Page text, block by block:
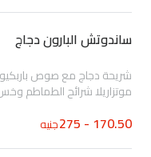
ساندوتش البارون دجاج
شريحة دجاج مع صوص
موتزاريلا شرائح الطماطم
170.50 - 275 جنيه